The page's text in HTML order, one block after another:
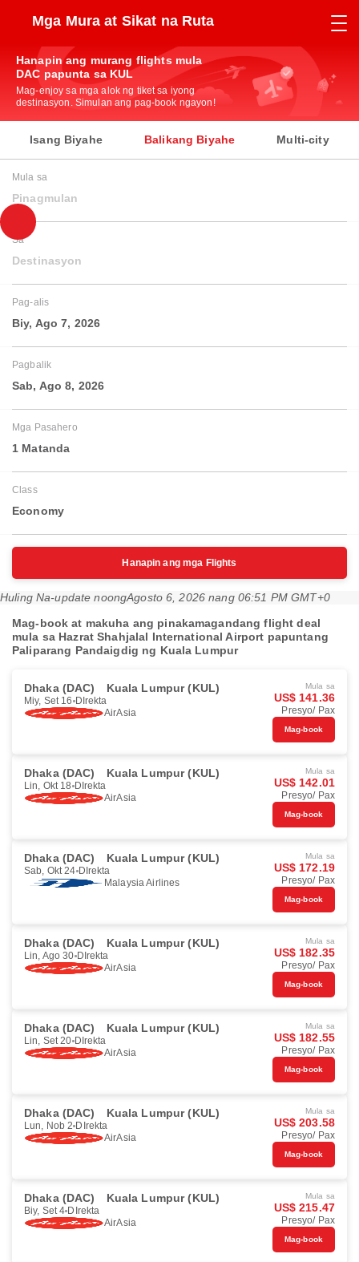
Mga Mura at Sikat na Ruta
Hanapin ang murang flights mula
DAC papunta sa KUL
Mag-enjoy sa mga alok ng tiket sa iyong
destinasyon. Simulan ang pag-book ngayon!
Isang Biyahe Balikang Biyahe Multi-city
Mula sa
Pinagmulan
Sa
Destinasyon
Pag-alis
Biy, Ago 7, 2026
Pagbalik
Sab, Ago 8, 2026
Mga Pasahero
1 Matanda
Class
Economy
Hanapin ang mga Flights
Huling Na-update noongAgosto 6, 2026 nang 06:51 PM GMT+0
Mag-book at makuha ang pinakamagandang flight deal
mula sa Hazrat Shahjalal International Airport papuntang
Paliparang Pandaigdig ng Kuala Lumpur
Dhaka (DAC) Kuala Lumpur (KUL)
Miy, Set 16 DIrekta
AirAsia
Mula sa
US$ 141.36
Presyo/ Pax
Mag-book
Dhaka (DAC) Kuala Lumpur (KUL)
Lin, Okt 18 DIrekta
AirAsia
Mula sa
US$ 142.01
Presyo/ Pax
Mag-book
Dhaka (DAC) Kuala Lumpur (KUL)
Sab, Okt 24 DIrekta
Malaysia Airlines
Mula sa
US$ 172.19
Presyo/ Pax
Mag-book
Dhaka (DAC) Kuala Lumpur (KUL)
Lin, Ago 30 DIrekta
AirAsia
Mula sa
US$ 182.35
Presyo/ Pax
Mag-book
Dhaka (DAC) Kuala Lumpur (KUL)
Lin, Set 20 DIrekta
AirAsia
Mula sa
US$ 182.55
Presyo/ Pax
Mag-book
Dhaka (DAC) Kuala Lumpur (KUL)
Lun, Nob 2 DIrekta
AirAsia
Mula sa
US$ 203.58
Presyo/ Pax
Mag-book
Dhaka (DAC) Kuala Lumpur (KUL)
Biy, Set 4 DIrekta
AirAsia
Mula sa
US$ 215.47
Presyo/ Pax
Mag-book